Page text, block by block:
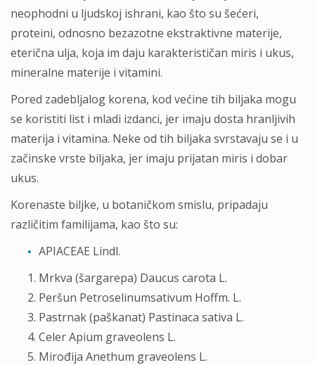
neophodni u ljudskoj ishrani, kao što su šećeri,
proteini, odnosno bezazotne ekstraktivne materije,
eterična ulja, koja im daju karakterističan miris i ukus,
mineralne materije i vitamini.
Pored zadebljalog korena, kod većine tih biljaka mogu
se koristiti list i mladi izdanci, jer imaju dosta hranljivih
materija i vitamina. Neke od tih biljaka svrstavaju se i u
začinske vrste biljaka, jer imaju prijatan miris i dobar
ukus.
Korenaste biljke, u botaničkom smislu, pripadaju
različitim familijama, kao što su:
APIACEAE Lindl.
Mrkva (šargarepa) Daucus carota L.
Peršun Petroselinumsativum Hoffm. L.
Pastrnak (paškanat) Pastinaca sativa L.
Celer Apium graveolens L.
Mirođija Anethum graveolens L.